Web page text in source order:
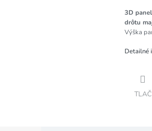
3D
drôtu
Výška
Detailné
TLAČ